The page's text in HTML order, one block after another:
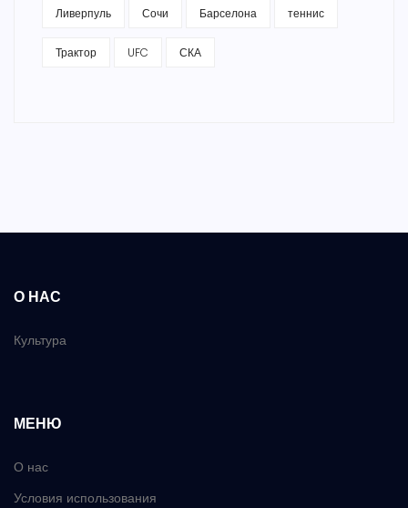
Ливерпуль Сочи Барселона теннис
Трактор UFC СКА
О НАС
Культура
МЕНЮ
О нас
Условия использования